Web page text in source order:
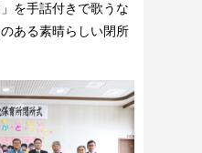
を手話付きで歌うな
ある素晴らしい閉所